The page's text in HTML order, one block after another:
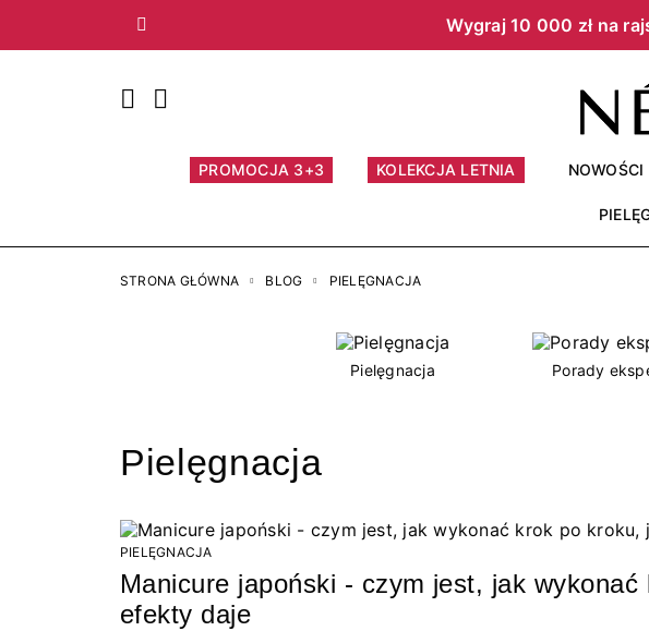
Wygraj 10 000 zł na
Poprzedni
PROMOCJA 3+3 KOLEKCJA LETNIA NOWOŚCI
STRONA GŁÓWNA BLOG PIELĘGNACJA
Pielęgnacja Porady
Pielęgnacja
PIELĘGNACJA
Manicure japoński - czym jest, jak
efekty daje